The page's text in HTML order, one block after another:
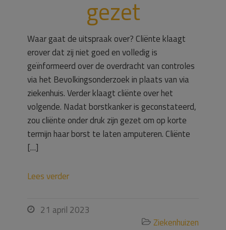
gezet
Waar gaat de uitspraak over? Cliënte klaagt
erover dat zij niet goed en volledig is
geïnformeerd over de overdracht van controles
via het Bevolkingsonderzoek in plaats van via
ziekenhuis. Verder klaagt cliënte over het
volgende. Nadat borstkanker is geconstateerd,
zou cliënte onder druk zijn gezet om op korte
termijn haar borst te laten amputeren. Cliënte
[…]
Lees verder
 21 april 2023
 Ziekenhuizen